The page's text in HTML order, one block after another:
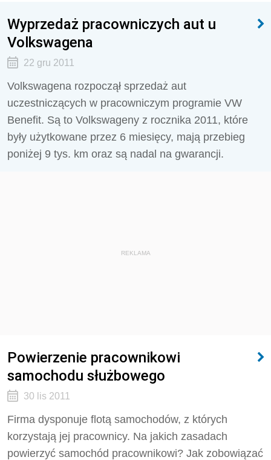
Wyprzedaż pracowniczych aut u
Volkswagena
22 gru 2011
Volkswagena rozpoczął sprzedaż aut
uczestniczących w pracowniczym programie VW
Benefit. Są to Volkswageny z rocznika 2011, które
były użytkowane przez 6 miesięcy, mają przebieg
poniżej 9 tys. km oraz są nadal na gwarancji.
REKLAMA
Powierzenie pracownikowi
samochodu służbowego
30 lis 2011
Firma dysponuje flotą samochodów, z których
korzystają jej pracownicy. Na jakich zasadach
powierzyć samochód pracownikowi? Jak zobowiązać